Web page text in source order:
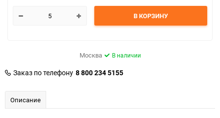
В КОРЗИНУ
Москва В наличии
Заказ по телефону 8 800 234 5155
Описание